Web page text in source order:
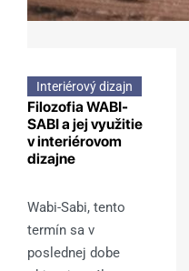
Interiérový dizajn
Filozofia WABI-
SABI a jej využitie
v interiérovom
dizajne
Wabi-Sabi, tento
termín sa v
poslednej dobe